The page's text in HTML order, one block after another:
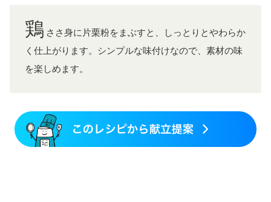
鶏 ささ身に片栗粉をまぶすと、しっとりとやわらか
く仕上がります。シンプルな味付けなので、素材の味
を楽しめます。